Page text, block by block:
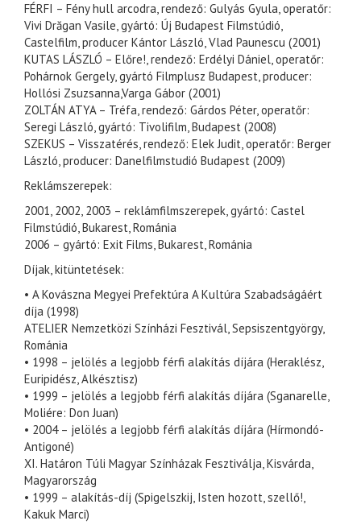
FÉRFI – Fény hull arcodra, rendező: Gulyás Gyula, operatőr:
Vivi Drăgan Vasile, gyártó: Új Budapest Filmstúdió,
Castelfilm, producer Kántor László, Vlad Paunescu (2001)
KUTAS LÁSZLÓ – Előre!, rendező: Erdélyi Dániel, operatőr:
Pohárnok Gergely, gyártó Filmplusz Budapest, producer:
Hollósi Zsuzsanna,Varga Gábor (2001)
ZOLTÁN ATYA – Tréfa, rendező: Gárdos Péter, operatőr:
Seregi László, gyártó: Tivolifilm, Budapest (2008)
SZEKUS – Visszatérés, rendező: Elek Judit, operatőr: Berger
László, producer: Danelfilmstudió Budapest (2009)
Reklámszerepek:
2001, 2002, 2003 – reklámfilmszerepek, gyártó: Castel
Filmstúdió, Bukarest, Románia
2006 – gyártó: Exit Films, Bukarest, Románia
Díjak, kitüntetések:
• A Kovászna Megyei Prefektúra A Kultúra Szabadságáért
díja (1998)
ATELIER Nemzetközi Színházi Fesztivál, Sepsiszentgyörgy,
Románia
• 1998 – jelölés a legjobb férfi alakítás díjára (Heraklész,
Euripidész, Alkésztisz)
• 1999 – jelölés a legjobb férfi alakítás díjára (Sganarelle,
Moliére: Don Juan)
• 2004 – jelölés a legjobb férfi alakítás díjára (Hírmondó-
Antigoné)
XI. Határon Túli Magyar Színházak Fesztiválja, Kisvárda,
Magyarország
• 1999 – alakítás-díj (Spigelszkij, Isten hozott, szellő!,
Kakuk Marci)